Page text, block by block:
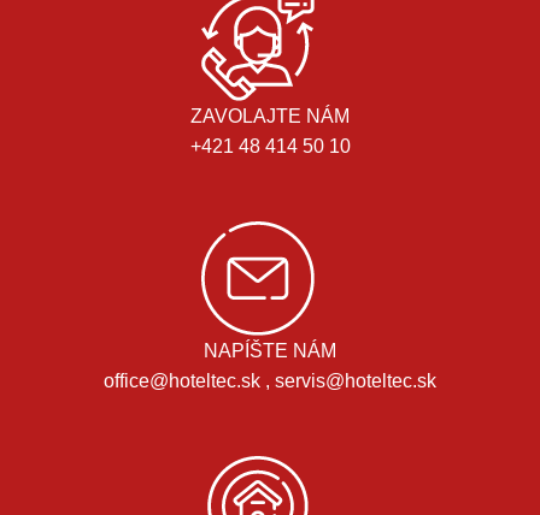
ZAVOLAJTE NÁM
+421 48 414 50 10
NAPÍŠTE NÁM
office@hoteltec.sk , servis@hoteltec.sk